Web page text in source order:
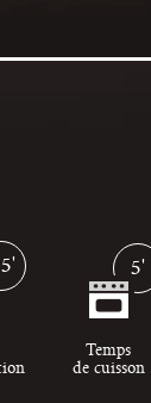
5'
Temps
de cuisson